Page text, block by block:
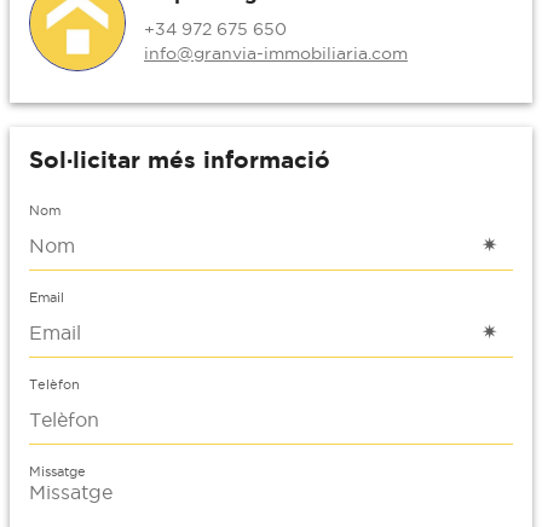
+34 972 675 650
info@granvia-immobiliaria.com
Sol·licitar més informació
Nom
Email
Telèfon
Missatge